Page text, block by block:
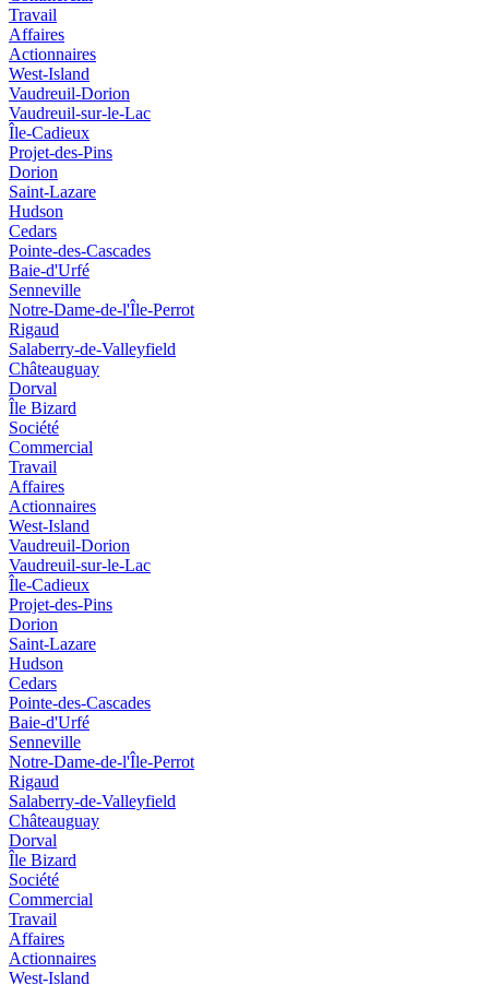
Travail
Affaires
Actionnaires
West-Island
Vaudreuil-Dorion
Vaudreuil-sur-le-Lac
Île-Cadieux
Projet-des-Pins
Dorion
Saint-Lazare
Hudson
Cedars
Pointe-des-Cascades
Baie-d'Urfé
Senneville
Notre-Dame-de-l'Île-Perrot
Rigaud
Salaberry-de-Valleyfield
Châteauguay
Dorval
Île Bizard
Société
Commercial
Travail
Affaires
Actionnaires
West-Island
Vaudreuil-Dorion
Vaudreuil-sur-le-Lac
Île-Cadieux
Projet-des-Pins
Dorion
Saint-Lazare
Hudson
Cedars
Pointe-des-Cascades
Baie-d'Urfé
Senneville
Notre-Dame-de-l'Île-Perrot
Rigaud
Salaberry-de-Valleyfield
Châteauguay
Dorval
Île Bizard
Société
Commercial
Travail
Affaires
Actionnaires
West-Island